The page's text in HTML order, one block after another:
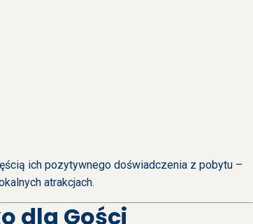
ich pozytywnego doświadczenia z pobytu –
atrakcjach.
dla Gości